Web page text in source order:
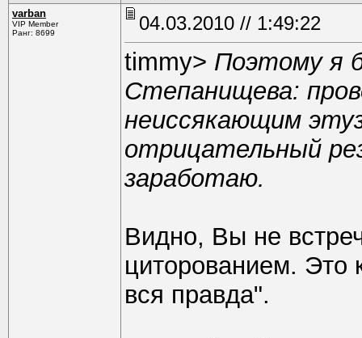
varban
VIP Member
Ранг: 8699
04.03.2010 // 1:49:22
timmy> Поэтому я
Степанищева:
неиссякающим
отрицательный
заработаю.
Видно, Вы не
циторованием. Это
вся правда".